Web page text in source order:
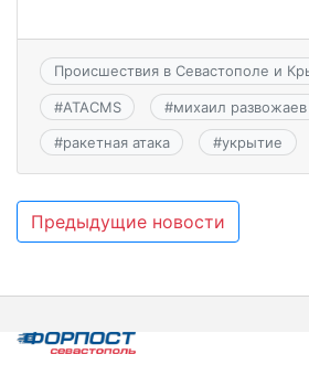
Происшествия в Севастополе и
#ATACMS #михаил развожаев
#ракетная атака #укрытие
Навигация
записям
Предыдущие новости